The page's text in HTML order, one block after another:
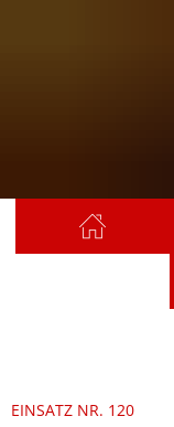
EINSATZ NR. 120